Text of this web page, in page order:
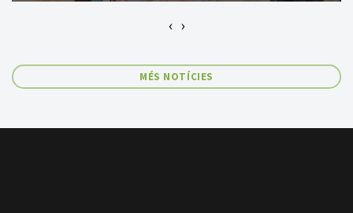
‹ ›
MÉS NOTÍCIES